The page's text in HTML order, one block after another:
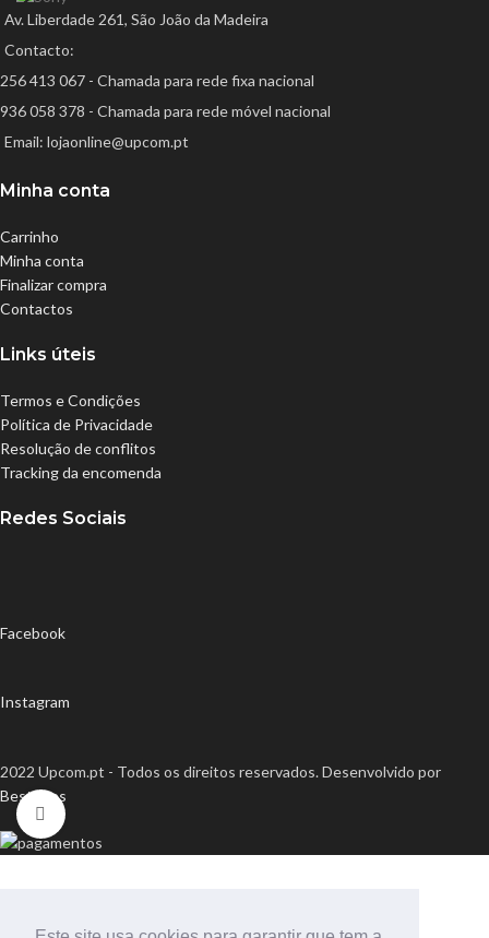
Click to enlarge
Av. Liberdade 261, São João da Madeira
Contacto:
256 413 067 - Chamada para rede fixa nacional
936 058 378 - Chamada para rede móvel nacional
Email: lojaonline@upcom.pt
Minha conta
Carrinho
Minha conta
Finalizar compra
Contactos
Links úteis
Termos e Condições
Política de Privacidade
Resolução de conflitos
Tracking da encomenda
Redes Sociais
Facebook
Instagram
2022 Upcom.pt - Todos os direitos reservados. Desenvolvido por
Bestsites